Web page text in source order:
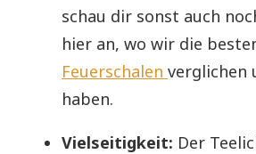
schau dir sonst auch
hier an, wo wir die
Feuerschalen verglichen
haben.
Vielseitigkeit: Der